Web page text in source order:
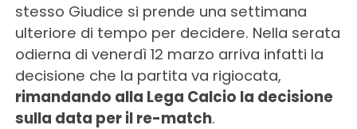
stesso Giudice si prende una settimana
ulteriore di tempo per decidere. Nella serata
odierna di venerdì 12 marzo arriva infatti la
decisione che la partita va rigiocata,
rimandando alla Lega Calcio la decisione
sulla data per il re-match.